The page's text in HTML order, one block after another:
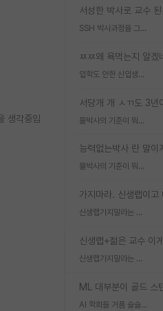
SSH 박사과정을 그만두고 지방대 박사로 옮기면 교수의 꿈은 끝일까요?
ㅉㅉ왜 욕먹는지 알겠네
입학도 안한 신입생이 원래 관심을 받나요
물박사의 기준이 뭐임?
물박사의 기준이 뭐임?
신생랩가지말라는 이유가 있었구나
신생랩가지말라는 이유가 있었구나
AI 학회들 거품 슬슬 지적이 나오네요
생각중입